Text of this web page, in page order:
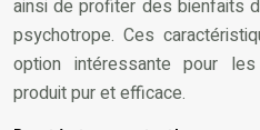
ainsi de profiter des bienfaits
psychotrope. Ces
option intéressante pour
produit pur et efficace.